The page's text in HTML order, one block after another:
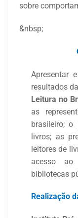
sobre
&nbsp;
Apresentar
resultados da
Leitura no
as
brasileiro;
livros; as
leitores de
acesso
bibliotecas
Realização